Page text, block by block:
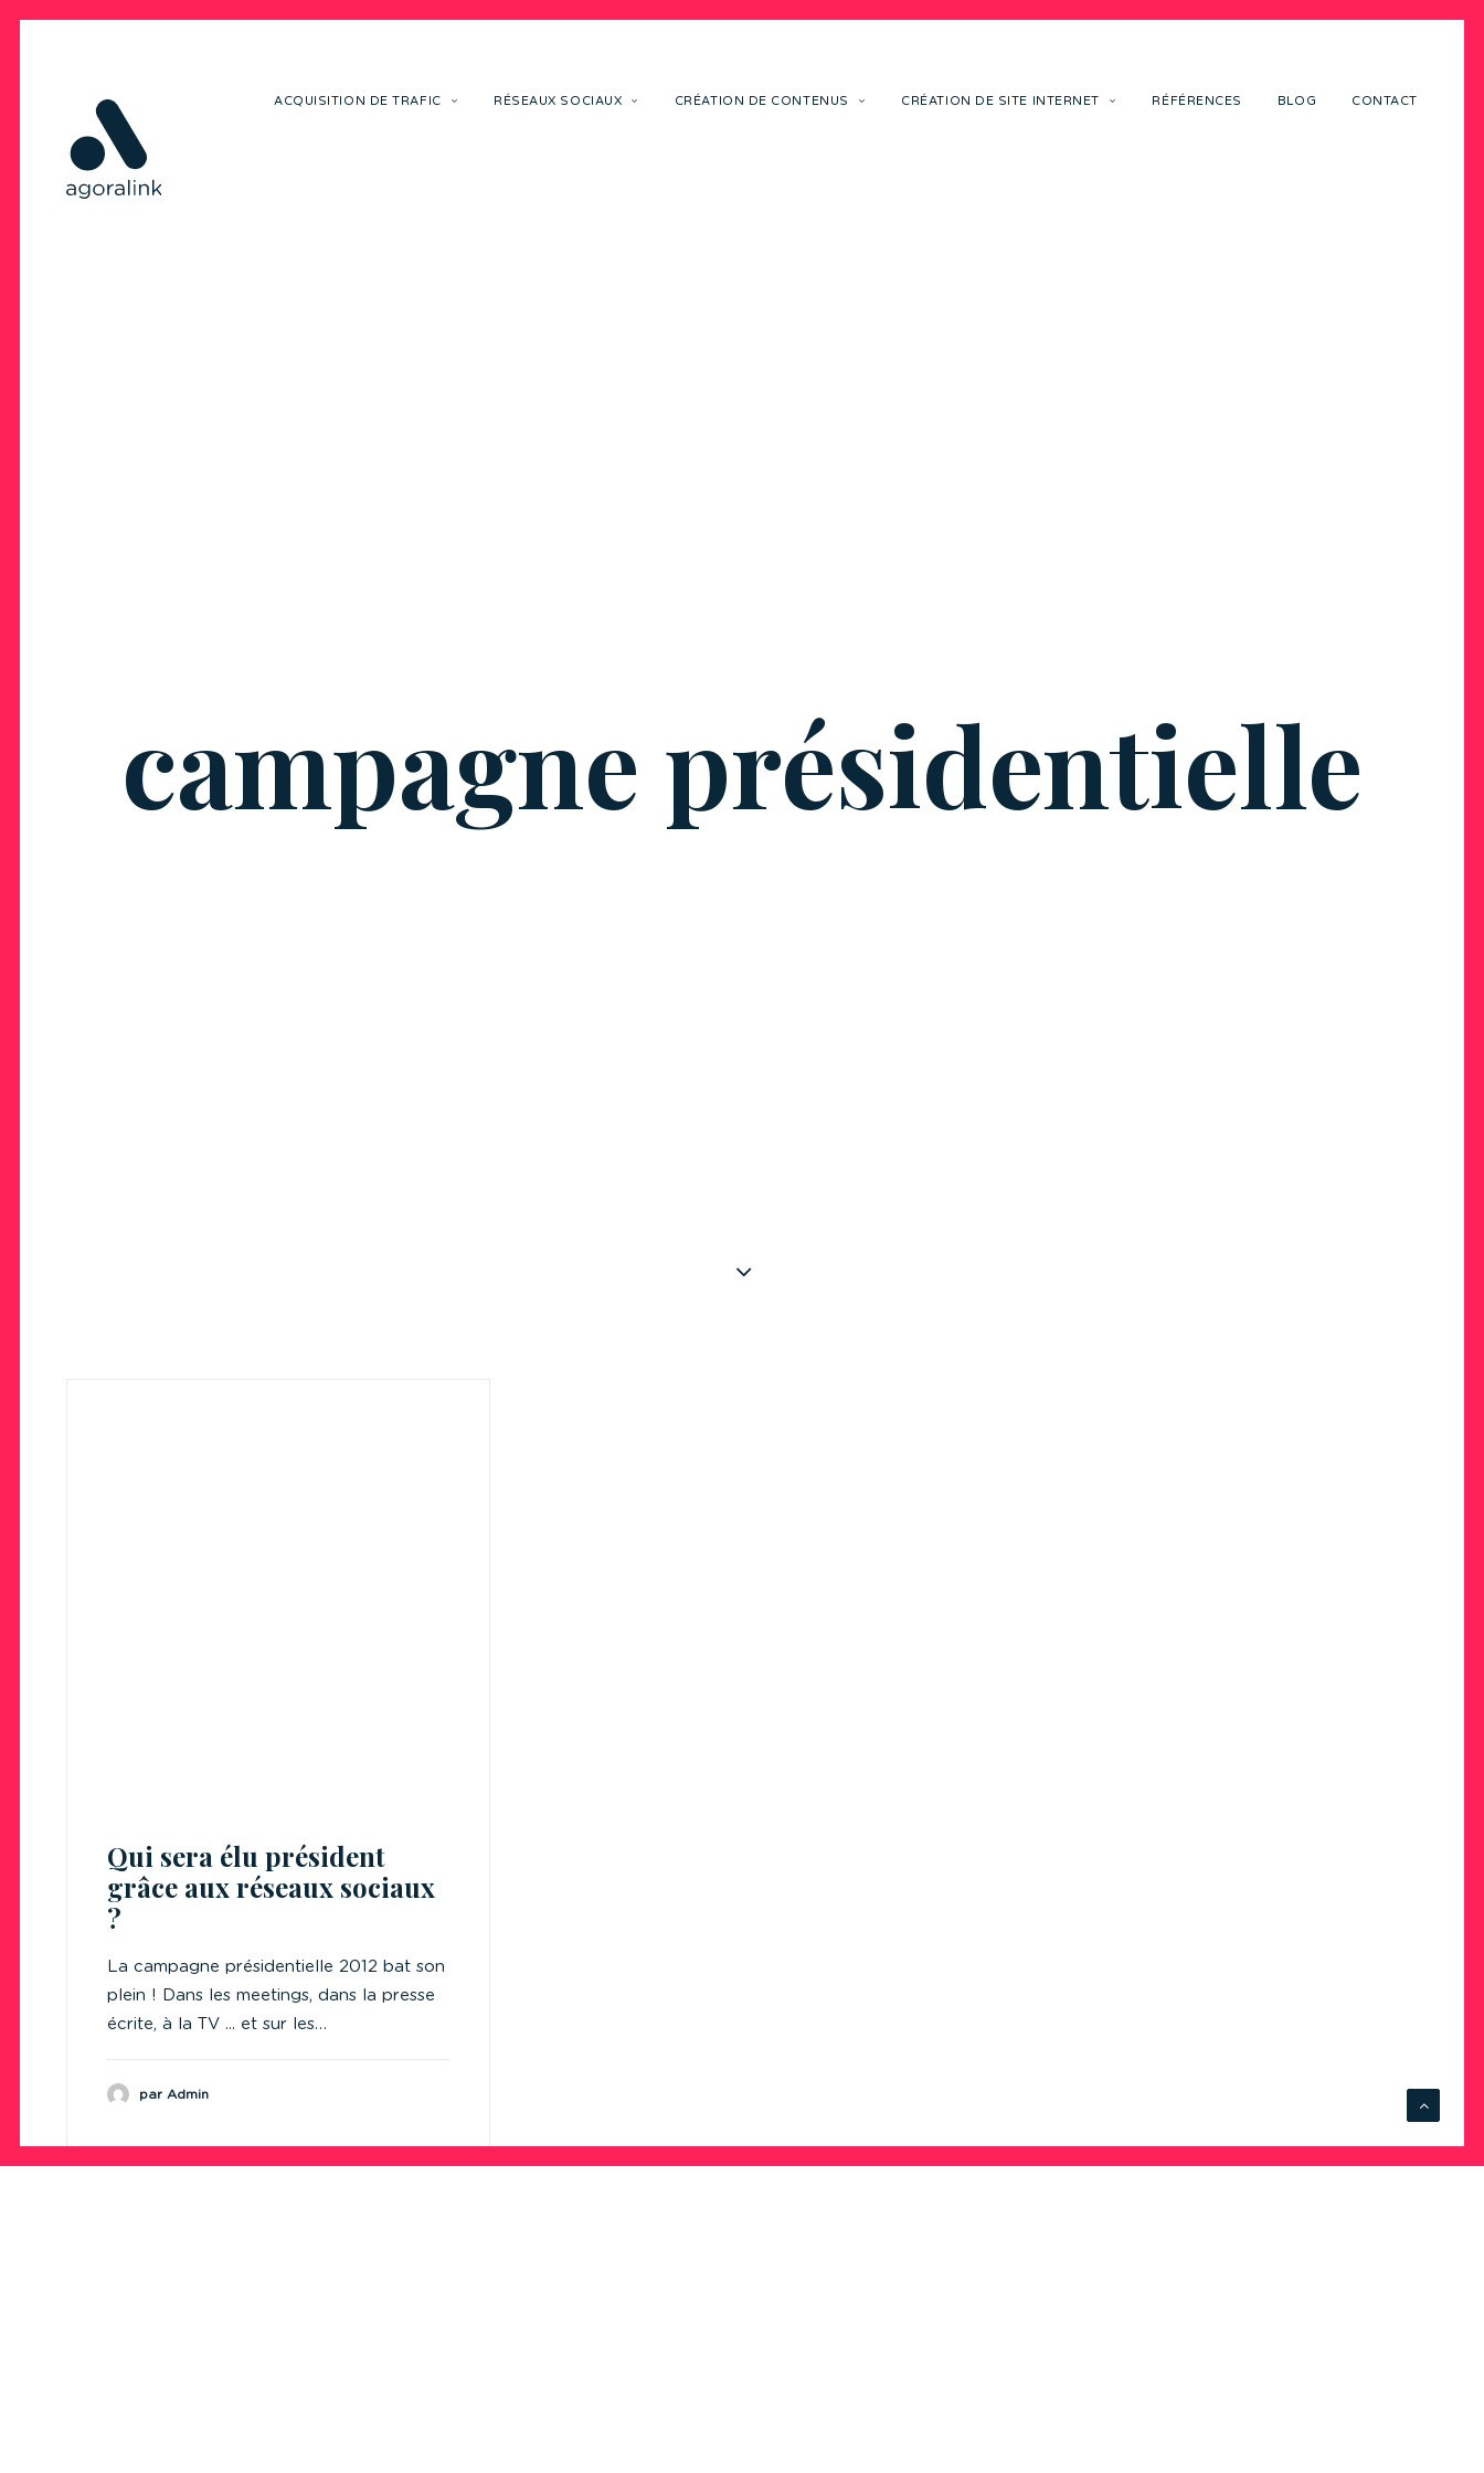
ACQUISITION DE TRAFIC RÉSEAUX SOCIAUX CRÉATION DE CONTENUS CRÉATION DE SITE INTERNET RÉFÉRENCES BLOG CONTACT
campagne présidentielle
Qui sera élu président
grâce aux réseaux sociaux
?
La campagne présidentielle 2012 bat son
plein ! Dans les meetings, dans la presse
écrite, à la TV ... et sur les…
par Admin